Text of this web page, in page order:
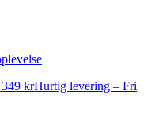
Hurtig levering – Fri